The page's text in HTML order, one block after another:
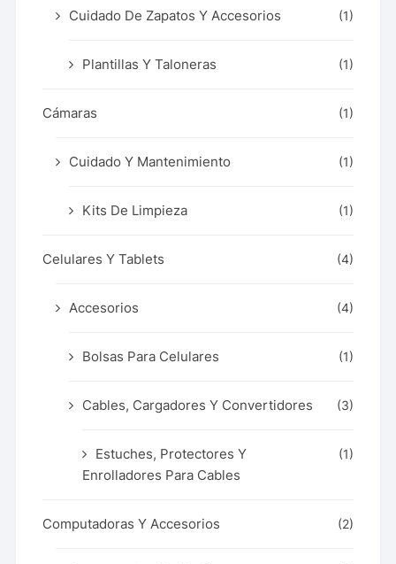
Cuidado De Zapatos Y Accesorios (1)
Plantillas Y Taloneras (1)
Cámaras (1)
Cuidado Y Mantenimiento (1)
Kits De Limpieza (1)
Celulares Y Tablets (4)
Accesorios (4)
Bolsas Para Celulares (1)
Cables, Cargadores Y Convertidores (3)
Estuches, Protectores Y
Enrolladores Para Cables
(1)
Computadoras Y Accesorios (2)